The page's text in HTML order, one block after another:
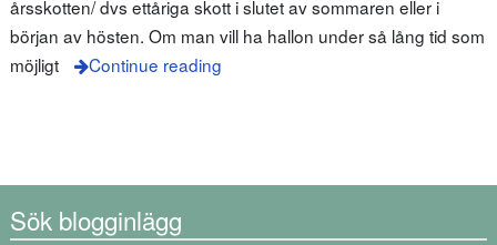
årsskotten/ dvs ettåriga skott i slutet av sommaren eller i
början av hösten. Om man vill ha hallon under så lång tid som
möjligt
Continue reading
Sök blogginlägg